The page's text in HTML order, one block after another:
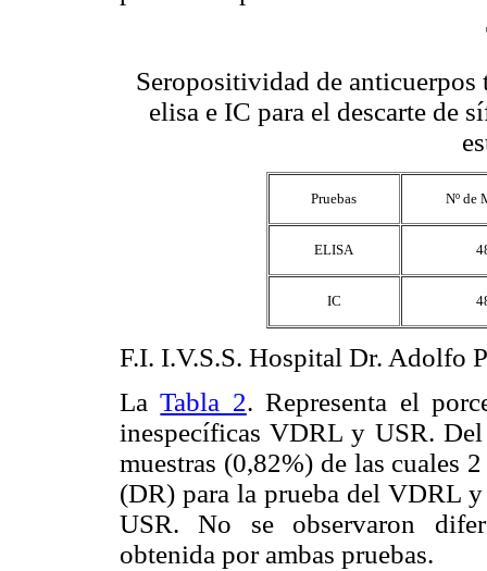
Seropositividad de anticuerpos
elisa e IC para el descarte de
Pruebas Nº de
ELISA
IC
F.I. I.V.S.S. Hospital Dr. Adolfo
LaTabla 2. Representa el
inespecíficas VDRL y USR.
muestras (0,82%) de las cuales
(DR) para la prueba del VDRL
USR. No se observaron
obtenida por ambas pruebas.